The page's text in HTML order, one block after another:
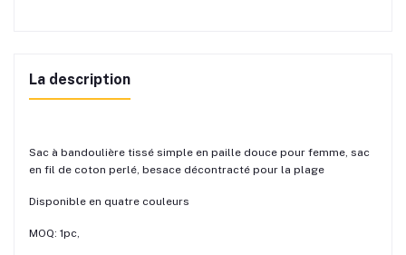
La description
Sac à bandoulière tissé simple en paille douce pour femme, sac
en fil de coton perlé, besace décontracté pour la plage
Disponible en quatre couleurs
MOQ: 1pc,